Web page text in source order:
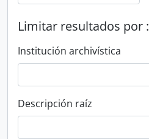
Limitar resultados por :
Institución archivística
Descripción raíz